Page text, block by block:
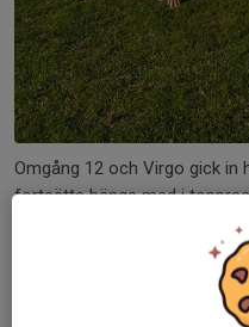
Omgång 12 och Virgo gick
fortsätta hänga med i
insats där laget visade upp
tidigare och ett fortsatt tryggt